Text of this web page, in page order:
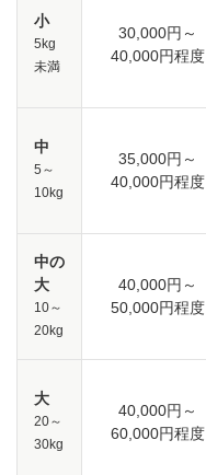
小
5kg
未満
30,000円～
40,000円程度
中
5～
10kg
35,000円～
40,000円程度
中の
大
10～
20kg
40,000円～
50,000円程度
大
20～
30kg
40,000円～
60,000円程度